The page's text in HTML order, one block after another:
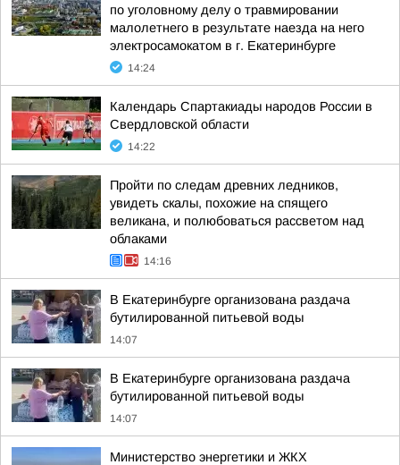
по уголовному делу о травмировании
малолетнего в результате наезда на него
электросамокатом в г. Екатеринбурге
14:24
Календарь Спартакиады народов России в
Свердловской области
14:22
Пройти по следам древних ледников,
увидеть скалы, похожие на спящего
великана, и полюбоваться рассветом над
облаками
14:16
В Екатеринбурге организована раздача
бутилированной питьевой воды
14:07
В Екатеринбурге организована раздача
бутилированной питьевой воды
14:07
Министерство энергетики и ЖКХ